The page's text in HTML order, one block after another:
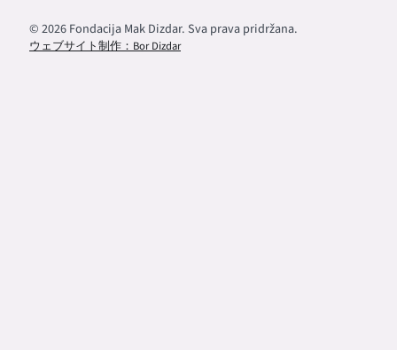
© 2026 Fondacija Mak Dizdar. Sva prava pridržana.
ウェブサイト制作：Bor Dizdar